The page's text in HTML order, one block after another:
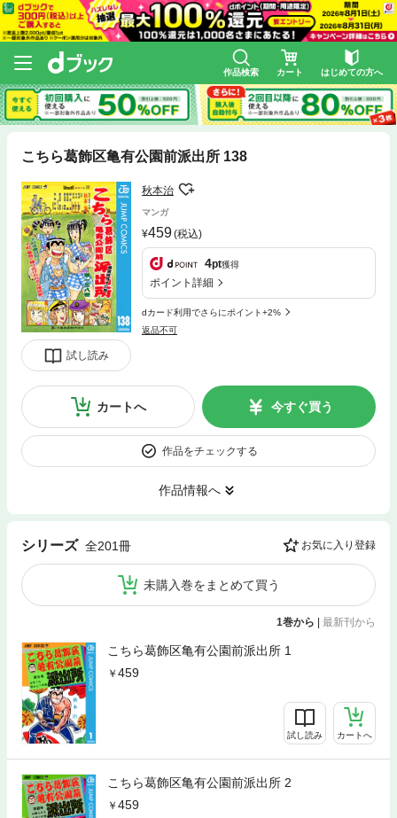
作品検索 カート はじめての方へ
こちら葛飾区亀有公園前派出所 138
試し読み
秋本治
マンガ
459(税込)
4pt獲得
ポイント詳細
dカード利用でさらにポイント+2%
返品不可
カートへ 今すぐ買う
作品をチェックする
作品情報へ
シリーズ 全201冊 お気に入り登録
未購入巻をまとめて買う
1巻から 最新刊から
こちら葛飾区亀有公園前派出所 1
459
試し読み カートへ
こちら葛飾区亀有公園前派出所 2
459